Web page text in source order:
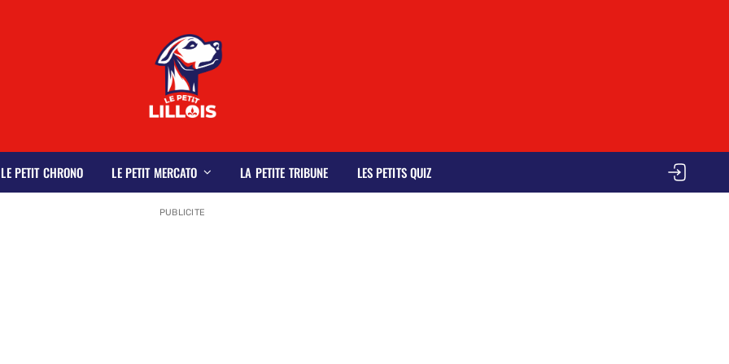
LE PETIT CHRONO LE PETIT MERCATO LA PETITE TRIBUNE LES PETITS QUIZ
PUBLICITE